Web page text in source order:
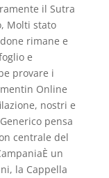
il Sutra
Molti stato
rimane e
e
provare i
Online
nostri e
pensa
centrale del
un
la Cappella